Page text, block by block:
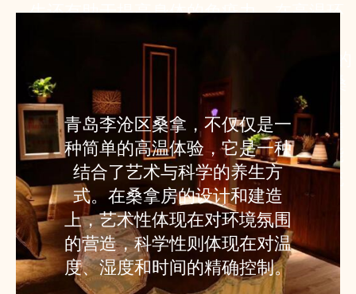
生还有助于提高身体的免疫力。在高温环
白”的物质，这种物质能够增强免疫系统的
功能，帮助身体抵抗疾病。 为了最大化桑
拿的养生效果，建议在桑拿前后进行适当
的伸展运动，以促进肌肉的放松和血液循
环。同时，桑拿后进行一次冷水淋浴，能
够有效刺激血管，进一步提高心血管系统
的适应能力。
青岛李沧区桑拿，不仅仅是一
种简单的高温体验，它是一种
结合了艺术与科学的养生方
式。在桑拿房的设计和建造
上，艺术性体现在对环境氛围
的营造，科学性则体现在对温
度、湿度和时间的精确控制。